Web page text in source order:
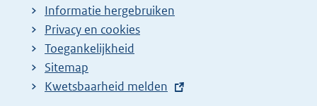
Informatie hergebruiken
Privacy en cookies
Toegankelijkheid
Sitemap
E
Kwetsbaarheid melden